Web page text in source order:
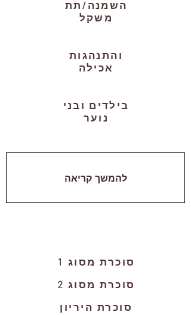
השמנה/תת
משקל
והתנהגות
אכילה
בילדים ובני
נוער
להמשך קריאה
סוכרת מסוג 1
סוכרת מסוג 2
סוכרת היריון